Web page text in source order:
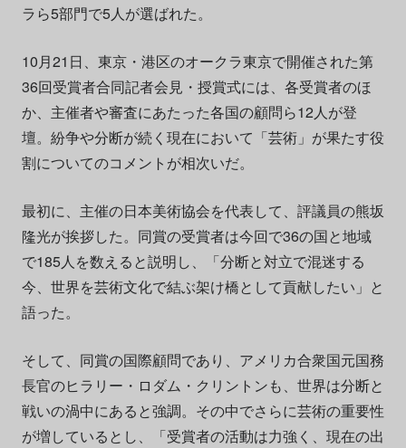
ラら5部門で5人が選ばれた。
10月21日、東京・港区のオークラ東京で開催された第
36回受賞者合同記者会見・授賞式には、各受賞者のほ
か、主催者や審査にあたった各国の顧問ら12人が登
壇。紛争や分断が続く現在において「芸術」が果たす役
割についてのコメントが相次いだ。
最初に、主催の日本美術協会を代表して、評議員の熊坂
隆光が挨拶した。同賞の受賞者は今回で36の国と地域
で185人を数えると説明し、「分断と対立で混迷する
今、世界を芸術文化で結ぶ架け橋として貢献したい」と
語った。
そして、同賞の国際顧問であり、アメリカ合衆国元国務
長官のヒラリー・ロダム・クリントンも、世界は分断と
戦いの渦中にあると強調。その中でさらに芸術の重要性
が増しているとし、「受賞者の活動は力強く、現在の出